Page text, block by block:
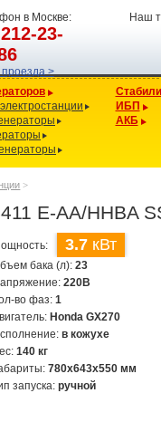
в Москве:
212-23-
>
Наш
ИБП
АКБ
>
E-AA/HHBA
3.7 кВт
бака (л):23
220В
во фаз:1
Honda GX270
в кожухе
140 кг
780x643x550 мм
запуска:ручной